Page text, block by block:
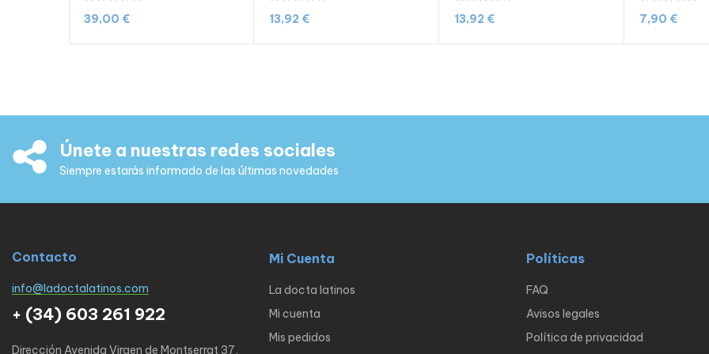
39,00 €
Añadir al carrito
13,92 €
Añadir al carrito
13,92 €
Añadir al carrito
7,90 €
Únete a nuestras redes sociales
Siempre estarás informado de las últimas novedades
Contacto
info@ladoctalatinos.com
+ (34) 603 261 922
Dirección Avenida Virgen de Montserrat 37,
Mi Cuenta
La docta latinos
Mi cuenta
Mis pedidos
Políticas
FAQ
Avisos legales
Política de privacidad